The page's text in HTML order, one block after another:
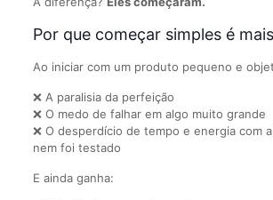
Por que começar simples é
Ao iniciar com um produto pequeno e
❌ A paralisia da perfeição
❌ O medo de falhar em algo muito grande
❌ O desperdício de tempo e energia com
nem foi testado
E ainda ganha: